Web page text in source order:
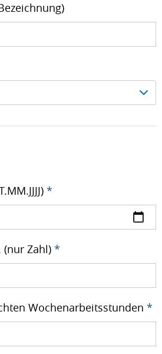
*
(nur Zahl) *
Wochenarbeitsstunden *